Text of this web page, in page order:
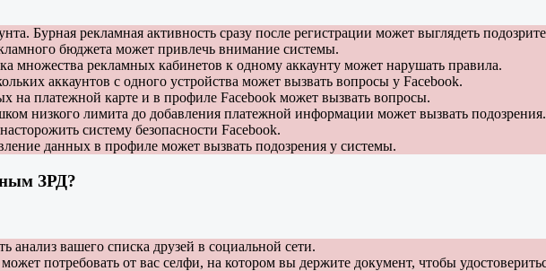
Бурная рекламная активность сразу после регистрации может выглядеть
бюджета может привлечь внимание системы.
множества рекламных кабинетов к одному аккаунту может нарушать правила.
аккаунтов с одного устройства может вызвать вопросы у Facebook.
на платежной карте и в профиле Facebook может вызвать вопросы.
низкого лимита до добавления платежной информации может вызвать подозрения.
систему безопасности Facebook.
данных в профиле может вызвать подозрения у системы.
ЗРД?
вашего списка друзей в социальной сети.
потребовать от вас селфи, на котором вы держите документ, чтобы